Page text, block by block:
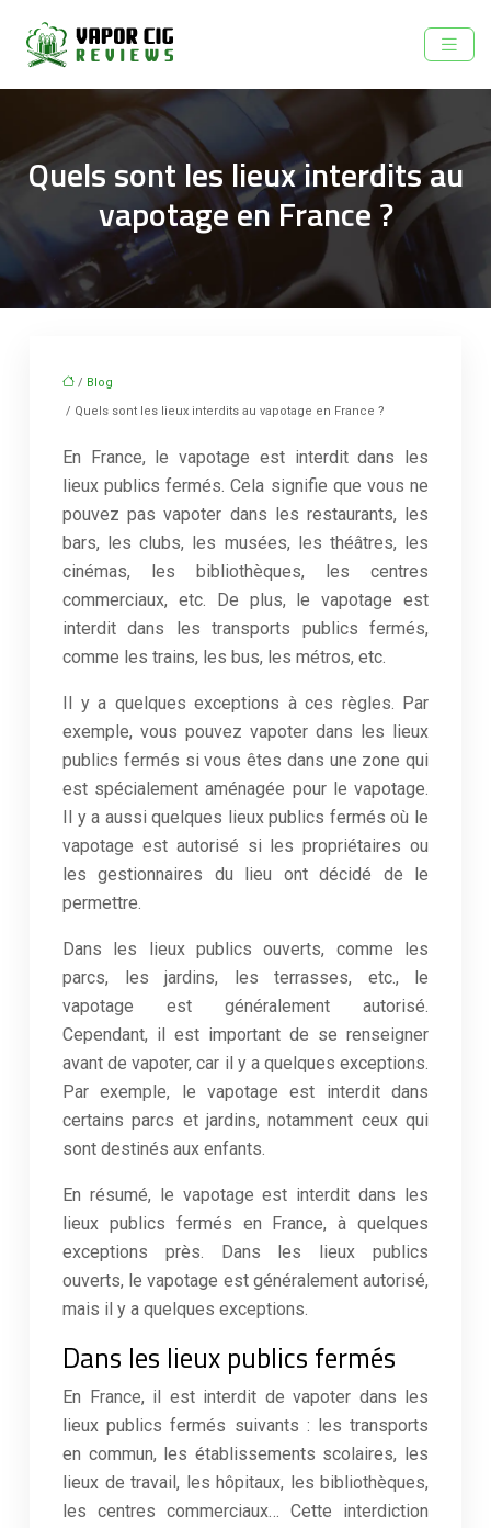
Quels sont les lieux interdits au
vapotage en France ?
/ Blog
/ Quels sont les lieux interdits au vapotage en France ?
En France, le vapotage est interdit dans les
lieux publics fermés. Cela signifie que vous ne
pouvez pas vapoter dans les restaurants, les
bars, les clubs, les musées, les théâtres, les
cinémas, les bibliothèques, les centres
commerciaux, etc. De plus, le vapotage est
interdit dans les transports publics fermés,
comme les trains, les bus, les métros, etc.
Il y a quelques exceptions à ces règles. Par
exemple, vous pouvez vapoter dans les lieux
publics fermés si vous êtes dans une zone qui
est spécialement aménagée pour le vapotage.
Il y a aussi quelques lieux publics fermés où le
vapotage est autorisé si les propriétaires ou
les gestionnaires du lieu ont décidé de le
permettre.
Dans les lieux publics ouverts, comme les
parcs, les jardins, les terrasses, etc., le
vapotage est généralement autorisé.
Cependant, il est important de se renseigner
avant de vapoter, car il y a quelques exceptions.
Par exemple, le vapotage est interdit dans
certains parcs et jardins, notamment ceux qui
sont destinés aux enfants.
En résumé, le vapotage est interdit dans les
lieux publics fermés en France, à quelques
exceptions près. Dans les lieux publics
ouverts, le vapotage est généralement autorisé,
mais il y a quelques exceptions.
Dans les lieux publics fermés
En France, il est interdit de vapoter dans les
lieux publics fermés suivants : les transports
en commun, les établissements scolaires, les
lieux de travail, les hôpitaux, les bibliothèques,
les centres commerciaux… Cette interdiction